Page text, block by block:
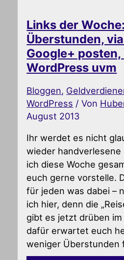
Links der
Überstunden,
Google+ posten,
WordPress uvm
Bloggen,
WordPress / Von
August 2013
Ihr werdet es nicht
wieder
ich diese Woche
euch gerne vorstelle.
für jeden was dabei –
ich hier, denn die
gibt es jetzt drüben
dafür erwartet euch
weniger Überstunden